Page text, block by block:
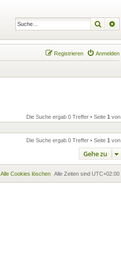
Suche
Anmelden
Registrieren
Die Suche ergab 0 Treffer • Seite 1 von
Die Suche ergab 0 Treffer • Seite 1 von
Gehe zu
Alle Zeiten sind UTC+02:00
Alle Cookies löschen